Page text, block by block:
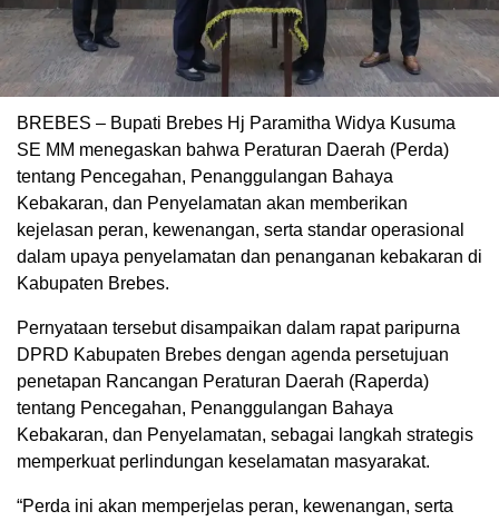
BREBES – Bupati Brebes Hj Paramitha Widya Kusuma
SE MM menegaskan bahwa Peraturan Daerah (Perda)
tentang Pencegahan, Penanggulangan Bahaya
Kebakaran, dan Penyelamatan akan memberikan
kejelasan peran, kewenangan, serta standar operasional
dalam upaya penyelamatan dan penanganan kebakaran di
Kabupaten Brebes.
Pernyataan tersebut disampaikan dalam rapat paripurna
DPRD Kabupaten Brebes dengan agenda persetujuan
penetapan Rancangan Peraturan Daerah (Raperda)
tentang Pencegahan, Penanggulangan Bahaya
Kebakaran, dan Penyelamatan, sebagai langkah strategis
memperkuat perlindungan keselamatan masyarakat.
“Perda ini akan memperjelas peran, kewenangan, serta